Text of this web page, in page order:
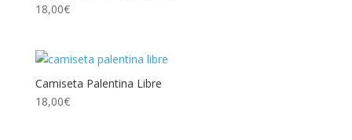
18,00€
Camiseta Palentina Libre
18,00€